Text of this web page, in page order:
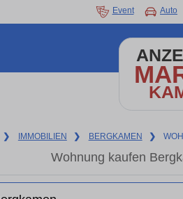
Event Auto
❯ IMMOBILIEN ❯ BERGKAMEN ❯
Wohnung kaufen